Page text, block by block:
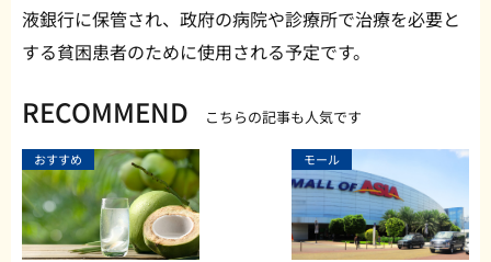
液銀行に保管され、政府の病院や診療所で治療を必要と
する貧困患者のために使用される予定です。
RECOMMEND こちらの記事も人気です
おすすめ モール